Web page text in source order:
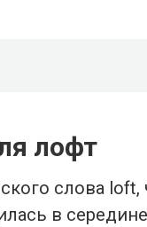
лофт
слова loft,
в